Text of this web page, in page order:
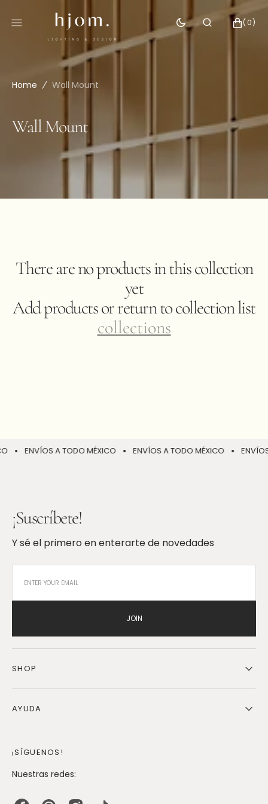
CONTENT
CART
(0)
0
Home Wall Mount
Collection:
Wall Mount
There are no products in this collection
yet
Add products or return to collection list
collections
ENVÍOS A TODO MÉXICO ENVÍOS A TODO MÉXICO
¡Suscríbete!
Y sé el primero en enterarte de novedades
JOIN
SHOP
AYUDA
¡SÍGUENOS!
Nuestras redes: